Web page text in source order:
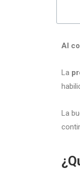
Al
La
La